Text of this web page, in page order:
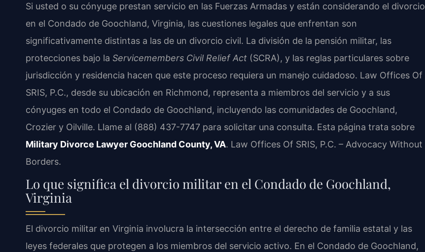
Si usted o su cónyuge prestan servicio en las Fuerzas Armadas y están considerando el divorcio
en el Condado de Goochland, Virginia, las cuestiones legales que enfrentan son
significativamente distintas a las de un divorcio civil. La división de la pensión militar, las
protecciones bajo la Servicemembers Civil Relief Act (SCRA), y las reglas particulares sobre
jurisdicción y residencia hacen que este proceso requiera un manejo cuidadoso. Law Offices Of
SRIS, P.C., desde su ubicación en Richmond, representa a miembros del servicio y a sus
cónyuges en todo el Condado de Goochland, incluyendo las comunidades de Goochland,
Crozier y Oilville. Llame al (888) 437-7747 para solicitar una consulta. Esta página trata sobre
Military Divorce Lawyer Goochland County, VA. Law Offices Of SRIS, P.C. – Advocacy Without
Borders.
Lo que significa el divorcio militar en el Condado de Goochland,
Virginia
El divorcio militar en Virginia involucra la intersección entre el derecho de familia estatal y las
leyes federales que protegen a los miembros del servicio activo. En el Condado de Goochland,